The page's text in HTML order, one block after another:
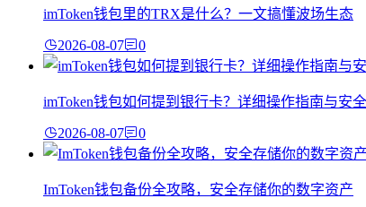
imToken钱包里的TRX是什么？一文搞懂波场生态
2026-08-07 0
imToken钱包如何提到银行卡？详细操作指南与安全
2026-08-07 0
ImToken钱包备份全攻略，安全存储你的数字资产